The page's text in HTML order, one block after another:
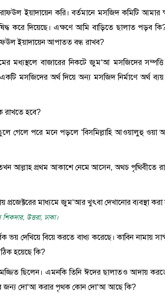
ইয়াদায়েন করি। বর্তমানে মসজিদ কমিটি আমার
করে দিয়েছে। এক্ষণে আমি বাড়িতে ছালাত পড়ব
ইয়াদায়েন আপাতত বন্ধ রাখব?
মধ্যস্থলে বাজারের নিকটে জুম‘আ মসজিদের
মসজিদের অর্থ দিয়ে অন্য মসজিদ নির্মাণে অর্থ
রাখতে হবে?
গেলে পরে মনে পড়লে ‘বিসমিল্লাহি আওয়ালুহু ওয়া
আল্লাহ প্রথম আকাশে নেমে আসেন, অথচ পৃথিবীতে
মাধ্যমে জুম‘আর খুৎবা দেখানোর ব্যবস্থা
শিকদার, উত্তরা, ঢাকা।
দেখিয়ে বিয়ে করতে বাধ্য করেছে। কাবিন নামায়
হয়েছে কি?
ছিলেন। এমনকি তিনি ঈদের ছালাতও আদায়
জন্য দো‘আ করার পৃথক কোন দো‘আ আছে কি?